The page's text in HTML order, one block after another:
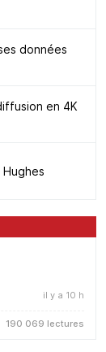
données
en 4K
il y a 10 h
190 069 lectures